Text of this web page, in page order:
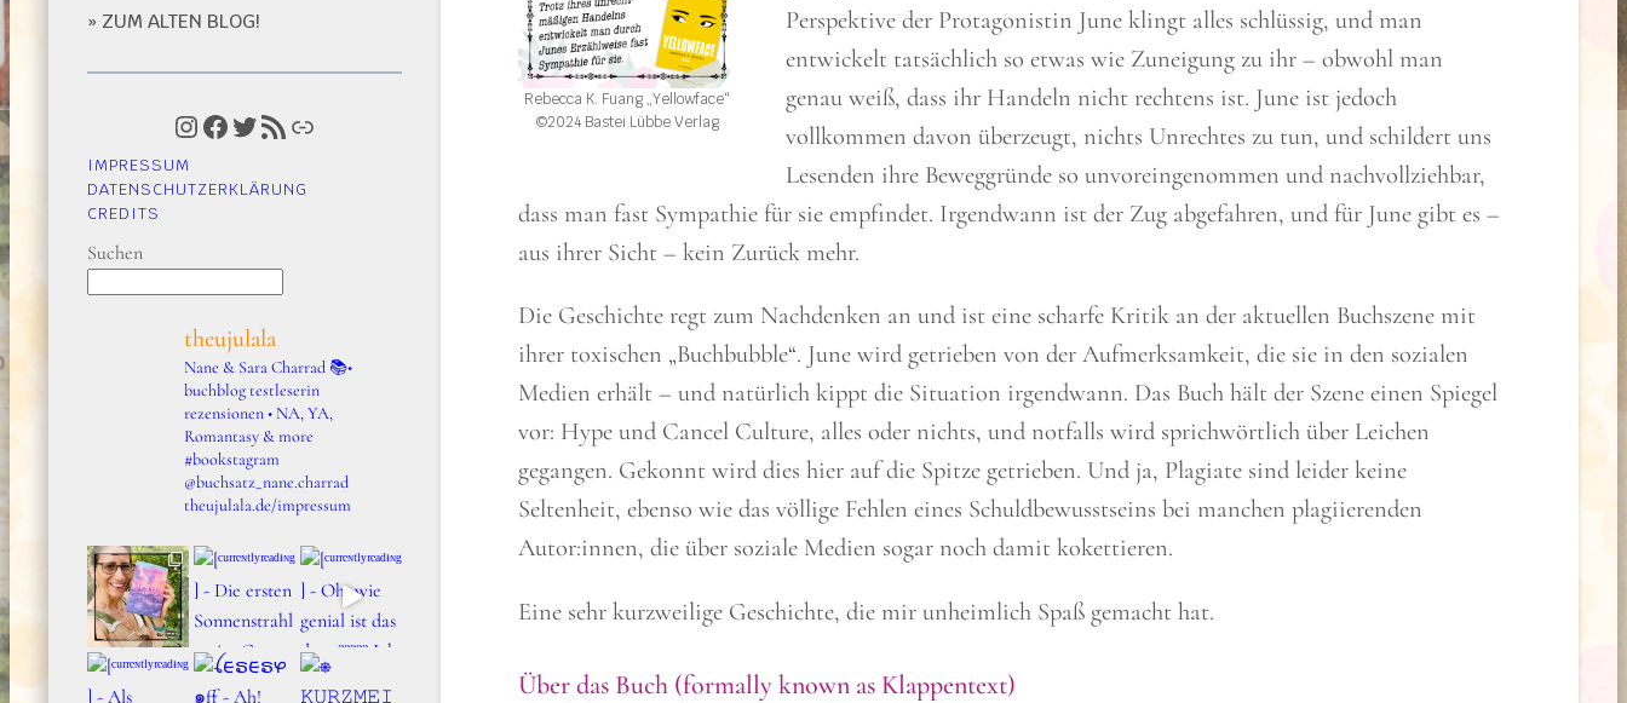
» ZUM ALTEN BLOG!
Instagram Facebook Twitter RSS-Feed Link
IMPRESSUM
DATENSCHUTZERKLÄRUNG
CREDITS
Suchen
theujulala
Nane & Sara Charrad 📚•
buchblog testleserin
rezensionen • NA, YA,
Romantasy & more
#bookstagram
@buchsatz_nane.charrad
theujulala.de/impressum
Rebecca K. Fuang „Yellowface“
©2024 Bastei Lübbe Verlag
Perspektive der Protagonistin June klingt alles schlüssig, und man
entwickelt tatsächlich so etwas wie Zuneigung zu ihr – obwohl man
genau weiß, dass ihr Handeln nicht rechtens ist. June ist jedoch
vollkommen davon überzeugt, nichts Unrechtes zu tun, und schildert uns
Lesenden ihre Beweggründe so unvoreingenommen und nachvollziehbar,
dass man fast Sympathie für sie empfindet. Irgendwann ist der Zug abgefahren, und für June gibt es –
aus ihrer Sicht – kein Zurück mehr.
Die Geschichte regt zum Nachdenken an und ist eine scharfe Kritik an der aktuellen Buchszene mit
ihrer toxischen „Buchbubble“. June wird getrieben von der Aufmerksamkeit, die sie in den sozialen
Medien erhält – und natürlich kippt die Situation irgendwann. Das Buch hält der Szene einen Spiegel
vor: Hype und Cancel Culture, alles oder nichts, und notfalls wird sprichwörtlich über Leichen
gegangen. Gekonnt wird dies hier auf die Spitze getrieben. Und ja, Plagiate sind leider keine
Seltenheit, ebenso wie das völlige Fehlen eines Schuldbewusstseins bei manchen plagiierenden
Autor:innen, die über soziale Medien sogar noch damit kokettieren.
Eine sehr kurzweilige Geschichte, die mir unheimlich Spaß gemacht hat.
Über das Buch (formally known as Klappentext)